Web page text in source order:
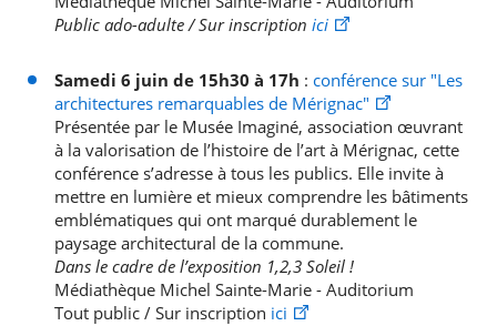
Public ado-adulte / Sur inscription ici
Samedi 6 juin de 15h30 à 17h : conférence sur "Les
architectures remarquables de Mérignac"
Présentée par le Musée Imaginé, association œuvrant
à la valorisation de l’histoire de l’art à Mérignac, cette
conférence s’adresse à tous les publics. Elle invite à
mettre en lumière et mieux comprendre les bâtiments
emblématiques qui ont marqué durablement le
paysage architectural de la commune.
Dans le cadre de l’exposition 1,2,3 Soleil !
Médiathèque Michel Sainte-Marie - Auditorium
Tout public / Sur inscription ici